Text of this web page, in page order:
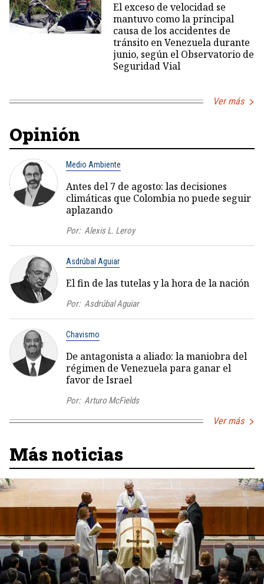
El exceso de velocidad se
mantuvo como la principal
causa de los accidentes de
tránsito en Venezuela durante
junio, según el Observatorio de
Seguridad Vial
Ver más
Opinión
Medio Ambiente
Antes del 7 de agosto: las decisiones
climáticas que Colombia no puede seguir
aplazando
Por: Alexis L. Leroy
Asdrúbal Aguiar
El fin de las tutelas y la hora de la nación
Por: Asdrúbal Aguiar
Chavismo
De antagonista a aliado: la maniobra del
régimen de Venezuela para ganar el
favor de Israel
Por: Arturo McFields
Ver más
Más noticias